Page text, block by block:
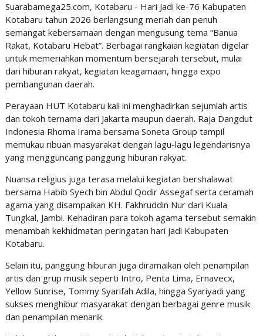
Suarabamega25.com, Kotabaru - Hari Jadi ke-76 Kabupaten
Kotabaru tahun 2026 berlangsung meriah dan penuh
semangat kebersamaan dengan mengusung tema “Banua
Rakat, Kotabaru Hebat”. Berbagai rangkaian kegiatan digelar
untuk memeriahkan momentum bersejarah tersebut, mulai
dari hiburan rakyat, kegiatan keagamaan, hingga expo
pembangunan daerah.
Perayaan HUT Kotabaru kali ini menghadirkan sejumlah artis
dan tokoh ternama dari Jakarta maupun daerah. Raja Dangdut
Indonesia Rhoma Irama bersama Soneta Group tampil
memukau ribuan masyarakat dengan lagu-lagu legendarisnya
yang mengguncang panggung hiburan rakyat.
Nuansa religius juga terasa melalui kegiatan bershalawat
bersama Habib Syech bin Abdul Qodir Assegaf serta ceramah
agama yang disampaikan KH. Fakhruddin Nur dari Kuala
Tungkal, Jambi. Kehadiran para tokoh agama tersebut semakin
menambah kekhidmatan peringatan hari jadi Kabupaten
Kotabaru.
Selain itu, panggung hiburan juga diramaikan oleh penampilan
artis dan grup musik seperti Intro, Penta Lima, Ernavecx,
Yellow Sunrise, Tommy Syarifah Adila, hingga Syariyadi yang
sukses menghibur masyarakat dengan berbagai genre musik
dan penampilan menarik.